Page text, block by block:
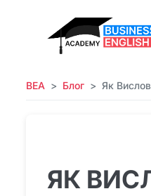
BEA Блог Як
ЯК